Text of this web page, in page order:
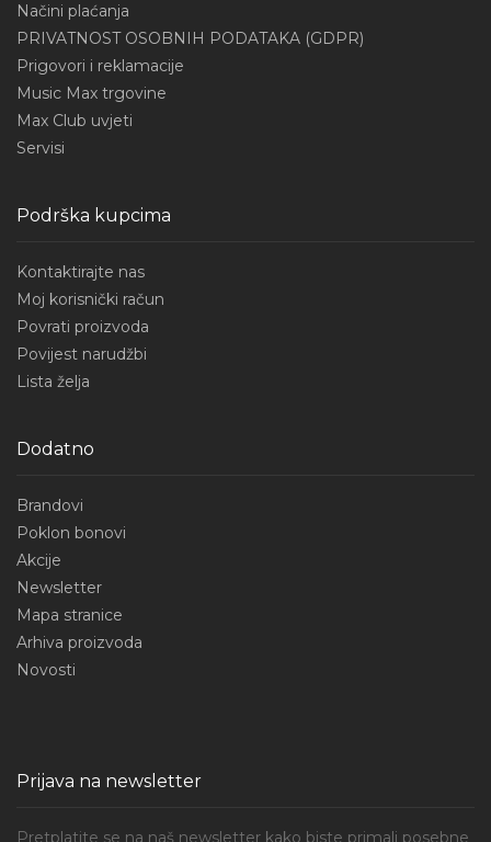
Načini plaćanja
PRIVATNOST OSOBNIH PODATAKA (GDPR)
Prigovori i reklamacije
Music Max trgovine
Max Club uvjeti
Servisi
Podrška kupcima
Kontaktirajte nas
Moj korisnički račun
Povrati proizvoda
Povijest narudžbi
Lista želja
Dodatno
Brandovi
Poklon bonovi
Akcije
Newsletter
Mapa stranice
Arhiva proizvoda
Novosti
Prijava na newsletter
Pretplatite se na naš newsletter kako biste primali posebne